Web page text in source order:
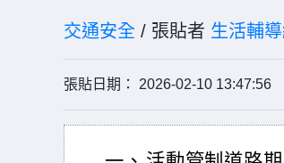
交通安全 / 張貼者 生活輔
張貼日期： 2026-02-10 13:47:56